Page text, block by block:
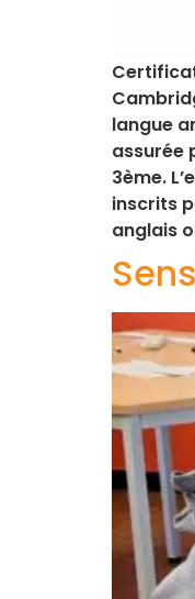
langue
assurée
3ème.
inscrits
anglais